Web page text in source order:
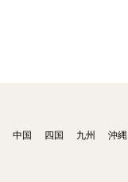
中国 四国 九州
沖縄